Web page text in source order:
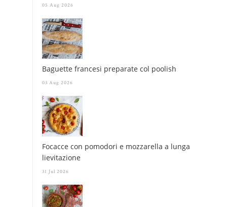
05 Aug 2026
Baguette francesi preparate col poolish
03 Aug 2026
Focacce con pomodori e mozzarella a lunga
lievitazione
31 Jul 2026